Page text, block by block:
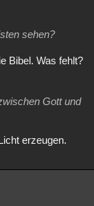
sehen?
Bibel. Was fehlt?
Gott und
erzeugen.